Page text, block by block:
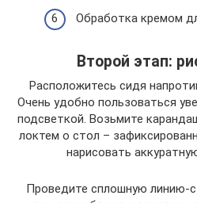
Обработка кремом
Второй этап:
Расположитесь сидя
Очень удобно пользоваться
подсветкой. Возьмите
локтем о стол –
нарисовать
Проведите сплошную линию-